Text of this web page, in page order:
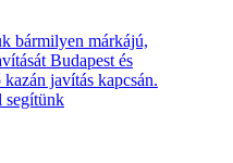
bármilyen márkájú,
Budapest és
javítás kapcsán.
segítünk